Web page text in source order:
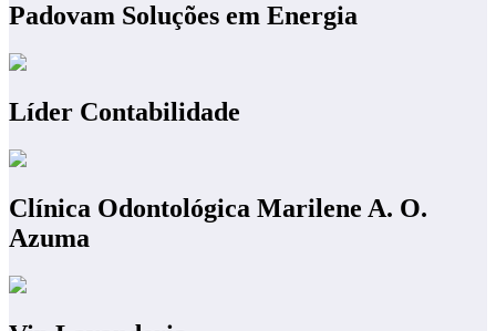
Padovam Soluções em Energia
Líder Contabilidade
Clínica Odontológica Marilene A. O.
Azuma